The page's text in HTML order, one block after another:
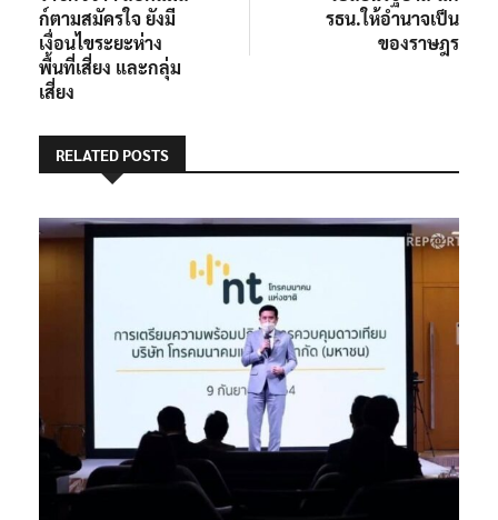
ก์ตามสมัครใจ ยังมี
เงื่อนไขระยะห่าง
พื้นที่เสี่ยง และกลุ่ม
เสี่ยง
รธน.ให้อำนาจเป็น
ของราษฎร
RELATED POSTS